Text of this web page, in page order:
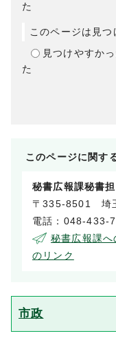
た
このページは見つ
見つけやすかっ
た
このページに関す
秘書広報課秘書
〒335-8501 埼
電話：048-433-
秘書広報課
のリンク
市政